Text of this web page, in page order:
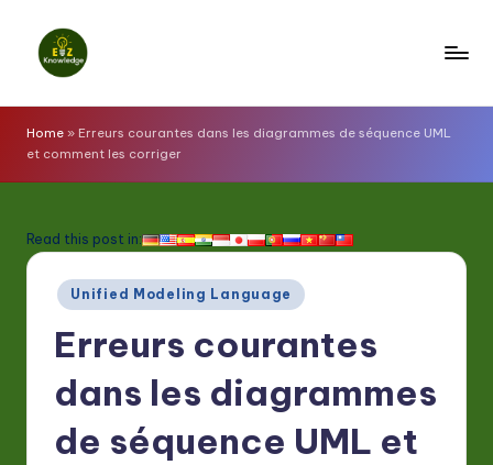
z
K
o
w
Home » Erreurs courantes dans les diagrammes de séquence UML
et comment les corriger
Read this post in:
Posted
in
Unified Modeling Language
Erreurs courantes
dans les diagrammes
de séquence UML et